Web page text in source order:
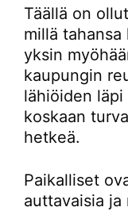
Täällä on
millä
yksin
kaupungin
lähiöiden
koskaan
hetkeä.
Paikalliset
auttavaisia ja